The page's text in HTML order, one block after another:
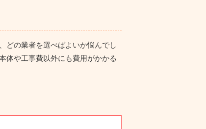
どの業者を選べばよいか悩んでし
体や工事費以外にも費用がかかる